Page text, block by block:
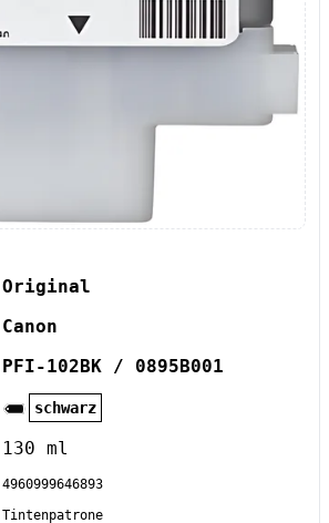
Original
Canon
PFI-102BK / 0895B001
schwarz
130 ml
4960999646893
Tintenpatrone